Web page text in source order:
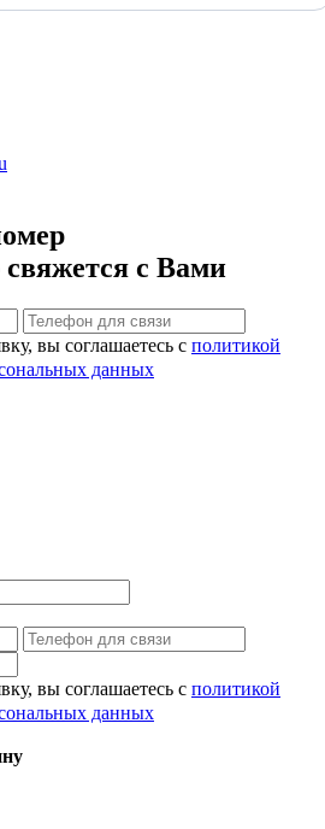
с Вами
вы соглашаетесь с политикой
данных
вы соглашаетесь с политикой
данных